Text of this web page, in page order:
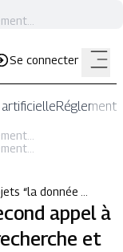
Se connecter
“la donnée …
appel à
et